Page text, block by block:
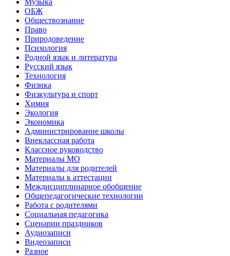
ОБЖ
Обществознание
Право
Природоведение
Психология
Родной язык и литература
Русский язык
Технология
Физика
Физкультура и спорт
Химия
Экология
Экономика
Администрирование школы
Внеклассная работа
Классное руководство
Материалы МО
Материалы для родителей
Материалы к аттестации
Междисциплинарное обобщение
Общепедагогические технологии
Работа с родителями
Социальная педагогика
Сценарии праздников
Аудиозаписи
Видеозаписи
Разное